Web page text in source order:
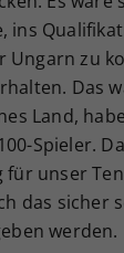
ins
Ungarn zu
Das
Land,
Spieler.
für unser
das sicher
werden.